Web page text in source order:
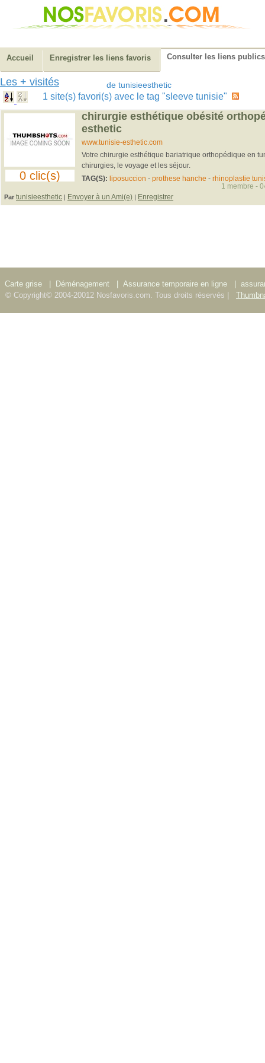
Accueil Enregistrer les liens favoris Consulter les liens publics
Les + visités de tunisieesthetic
1 site(s) favori(s) avec le tag "sleeve tunisie"
0 clic(s)
chirurgie esthétique obésité
esthetic
www.tunisie-esthetic.com
Votre chirurgie esthétique bariatrique orthopédique en
chirurgies, le voyage et les séjour.
TAG(S): liposuccion - prothese hanche - rhinoplastie
Par tunisieesthetic | Envoyer à un Ami(e) | Enregistrer
1 membre -
Carte grise Déménagement Assurance temporaire en ligne
© Copyright© 2004-20012 Nosfavoris.com. Tous droits réservés |